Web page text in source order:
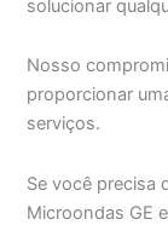
solucionar
Nosso
proporcionar
serviços.
Se você precisa
Microondas GE